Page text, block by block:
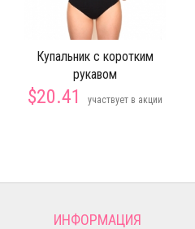
Купальник с коротким
рукавом
$20.41 участвует в акции
ИНФОРМАЦИЯ